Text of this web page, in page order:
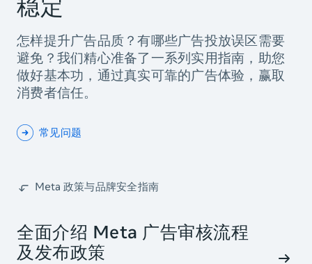
怎样提升广告品质？有哪些广告投放误区需要
避免？我们精心准备了一系列实用指南，助您
做好基本功，通过真实可靠的广告体验，赢取
消费者信任。
常见问题
Meta 政策与品牌安全指南
全面介绍 Meta 广告审核流程
及发布政策